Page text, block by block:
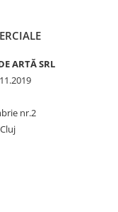
ARTĂ SRL
nr.2